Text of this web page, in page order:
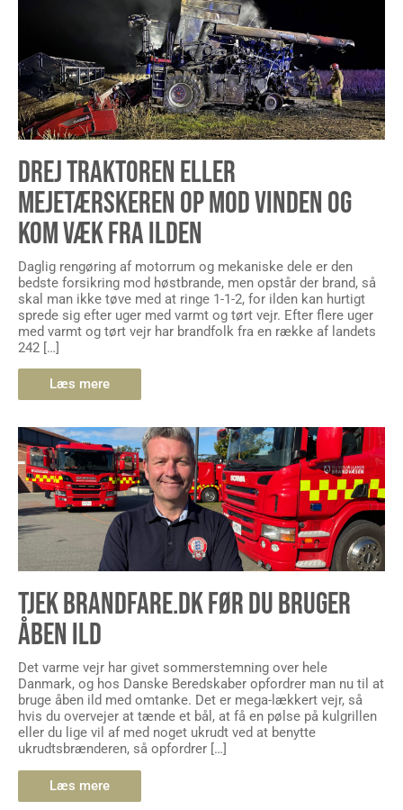
DREJ TRAKTOREN ELLER
MEJETÆRSKEREN OP MOD VINDEN OG
KOM VÆK FRA ILDEN
Daglig rengøring af motorrum og mekaniske dele er den
bedste forsikring mod høstbrande, men opstår der brand, så
skal man ikke tøve med at ringe 1-1-2, for ilden kan hurtigt
sprede sig efter uger med varmt og tørt vejr. Efter flere uger
med varmt og tørt vejr har brandfolk fra en række af landets
242 […]
Læs mere
TJEK BRANDFARE.DK FØR DU BRUGER
ÅBEN ILD
Det varme vejr har givet sommerstemning over hele
Danmark, og hos Danske Beredskaber opfordrer man nu til at
bruge åben ild med omtanke. Det er mega-lækkert vejr, så
hvis du overvejer at tænde et bål, at få en pølse på kulgrillen
eller du lige vil af med noget ukrudt ved at benytte
ukrudtsbrænderen, så opfordrer […]
Læs mere